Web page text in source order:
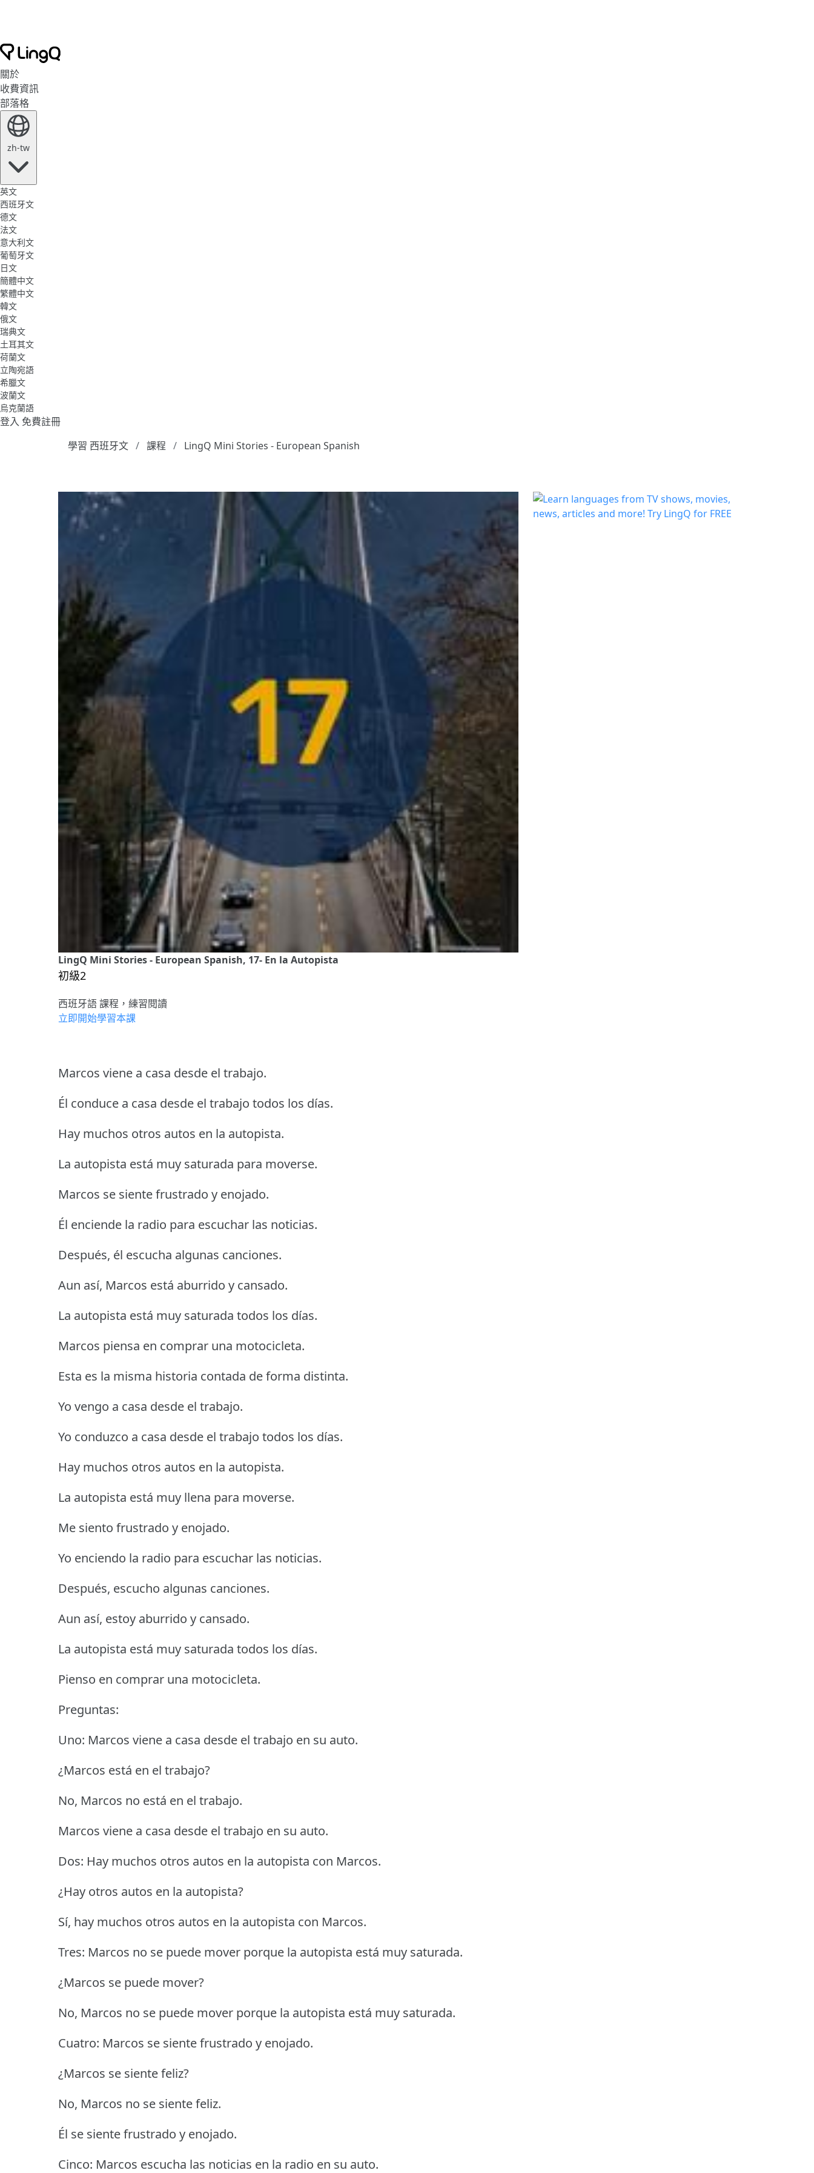
關於
收費資訊
部落格
zh-tw
英文
西班牙文
德文
法文
意大利文
葡萄牙文
日文
簡體中文
繁體中文
韓文
俄文
瑞典文
土耳其文
荷蘭文
立陶宛語
希臘文
波蘭文
烏克蘭語
登入 免費註冊
學習 西班牙文
課程 LingQ Mini Stories - European Spanish
LingQ Mini Stories - European Spanish, 17- En la Autopista
初級2
西班牙語 課程，練習閱讀
立即開始學習本課
Marcos viene a casa desde el trabajo.
Él conduce a casa desde el trabajo todos los días.
Hay muchos otros autos en la autopista.
La autopista está muy saturada para moverse.
Marcos se siente frustrado y enojado.
Él enciende la radio para escuchar las noticias.
Después, él escucha algunas canciones.
Aun así, Marcos está aburrido y cansado.
La autopista está muy saturada todos los días.
Marcos piensa en comprar una motocicleta.
Esta es la misma historia contada de forma distinta.
Yo vengo a casa desde el trabajo.
Yo conduzco a casa desde el trabajo todos los días.
Hay muchos otros autos en la autopista.
La autopista está muy llena para moverse.
Me siento frustrado y enojado.
Yo enciendo la radio para escuchar las noticias.
Después, escucho algunas canciones.
Aun así, estoy aburrido y cansado.
La autopista está muy saturada todos los días.
Pienso en comprar una motocicleta.
Preguntas:
Uno: Marcos viene a casa desde el trabajo en su auto.
¿Marcos está en el trabajo?
No, Marcos no está en el trabajo.
Marcos viene a casa desde el trabajo en su auto.
Dos: Hay muchos otros autos en la autopista con Marcos.
¿Hay otros autos en la autopista?
Sí, hay muchos otros autos en la autopista con Marcos.
Tres: Marcos no se puede mover porque la autopista está muy saturada.
¿Marcos se puede mover?
No, Marcos no se puede mover porque la autopista está muy saturada.
Cuatro: Marcos se siente frustrado y enojado.
¿Marcos se siente feliz?
No, Marcos no se siente feliz.
Él se siente frustrado y enojado.
Cinco: Marcos escucha las noticias en la radio en su auto.